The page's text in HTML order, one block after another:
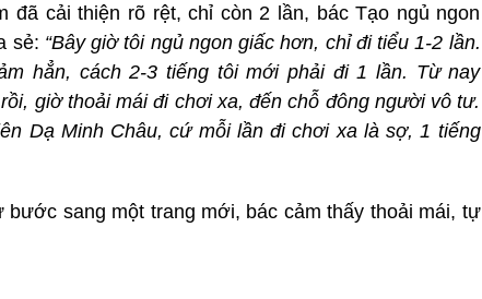
đã cải thiện rõ rệt, chỉ còn 2 lần, bác Tạo ngủ ngon
sẻ: “Bây giờ tôi ngủ ngon giấc hơn, chỉ đi tiểu 1-2 lần.
hẳn, cách 2-3 tiếng tôi mới phải đi 1 lần. Từ nay
giờ thoải mái đi chơi xa, đến chỗ đông người vô tư.
Dạ Minh Châu, cứ mỗi lần đi chơi xa là sợ, 1 tiếng
sang một trang mới, bác cảm thấy thoải mái, tự